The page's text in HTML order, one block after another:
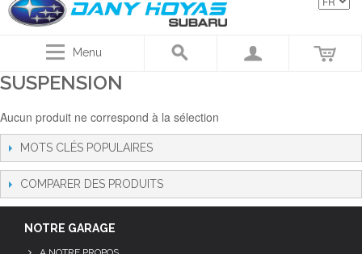
Menu
SUSPENSION
Aucun produit ne correspond à la sélection
MOTS CLÉS POPULAIRES
COMPARER DES PRODUITS
NOTRE GARAGE